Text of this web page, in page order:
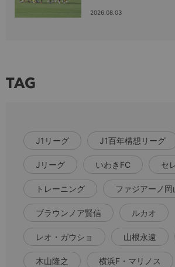
2026.08.03
TAG
J1リーグ J1百年構想リーグ
Jリーグ いわきFC セ
トレーニング ファジアーノ岡
ブラウンノア賢信 ルカオ
レオ・ガウショ 山根永遠
木山隆之 横浜F・マリノス